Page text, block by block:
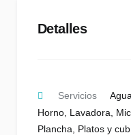
Detalles
Servicios
Horno Lavadora
Plancha
Platos y